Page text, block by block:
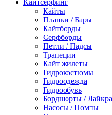
Кайтсерфинг
Кайты
Планки / Бары
Кайтборды
Серфборды
Петли / Падсы
Трапеции
Кайт жилеты
Гидрокостюмы
Гидроодежда
Гидрообувь
Бордшорты / Лайкра
Насосы / Помпы